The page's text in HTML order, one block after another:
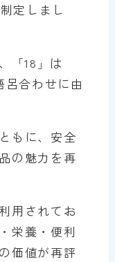
定しまし
「18」は
呂合わせに由
もに、安全
の魅力を再
用されてお
栄養・便利
価値が再評